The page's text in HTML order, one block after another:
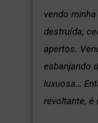
vendo
destruída,
apertos.
esbanjando
luxuosa…
revoltante, é